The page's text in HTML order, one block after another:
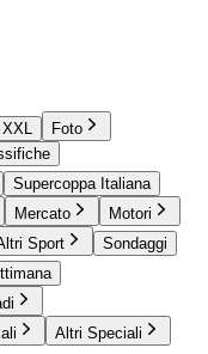
Foto
Supercoppa Italiana
Mercato
Motori
Sport
Sondaggi
Altri Speciali